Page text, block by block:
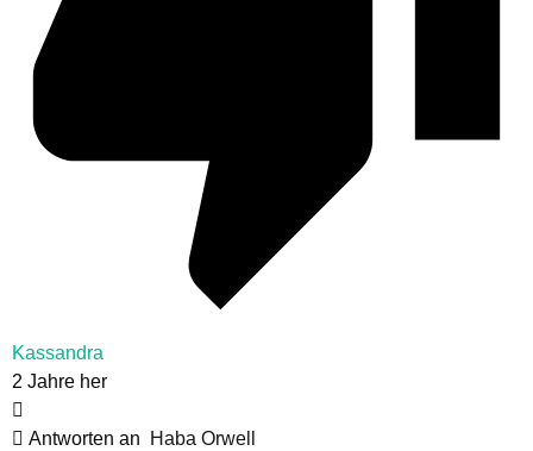
Kassandra
2 Jahre her
Antworten an
Haba Orwell